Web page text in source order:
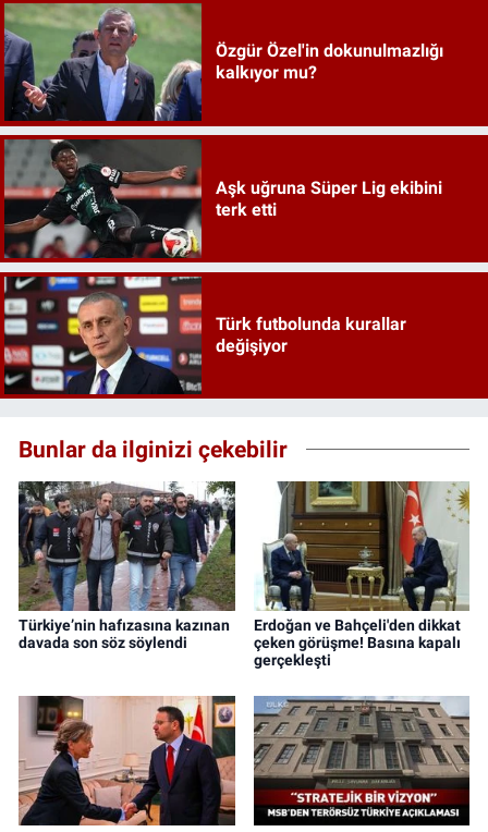
Özgür Özel'in dokunulmazlığı
kalkıyor mu?
Aşk uğruna Süper Lig ekibini
terk etti
Türk futbolunda kurallar
değişiyor
Bunlar da ilginizi çekebilir
Türkiye’nin hafızasına kazınan
davada son söz söylendi
Erdoğan ve Bahçeli'den dikkat
çeken görüşme! Basına kapalı
gerçekleşti